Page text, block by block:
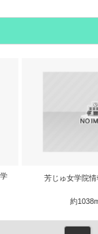
芳じゅ女学院
約